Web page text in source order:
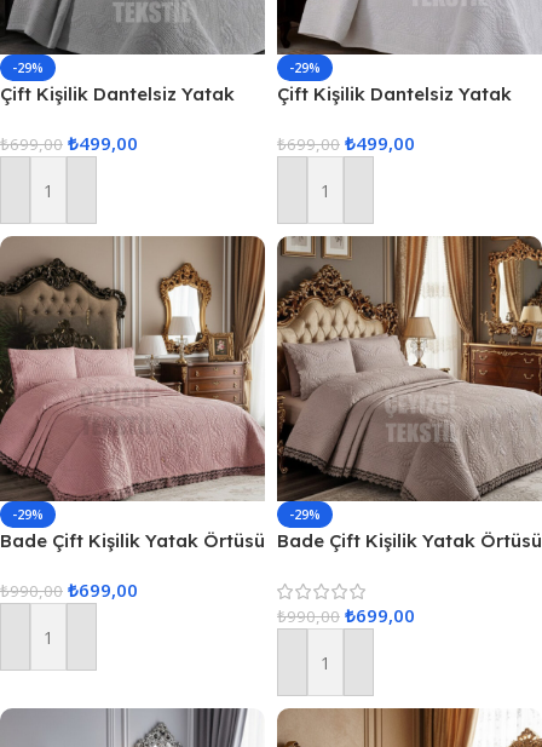
-29%
Çift Kişilik Dantelsiz Yatak
₺699,00 ₺499,00
Sepete Ekle
-29%
Çift Kişilik Dantelsiz Yatak
₺699,00 ₺499,00
Sepete Ekle
-29%
Bade Çift Kişilik Yatak Örtüsü
₺990,00 ₺699,00
Sepete Ekle
-29%
Bade Çift Kişilik Yatak Örtüsü
₺990,00 ₺699,00
Sepete Ekle